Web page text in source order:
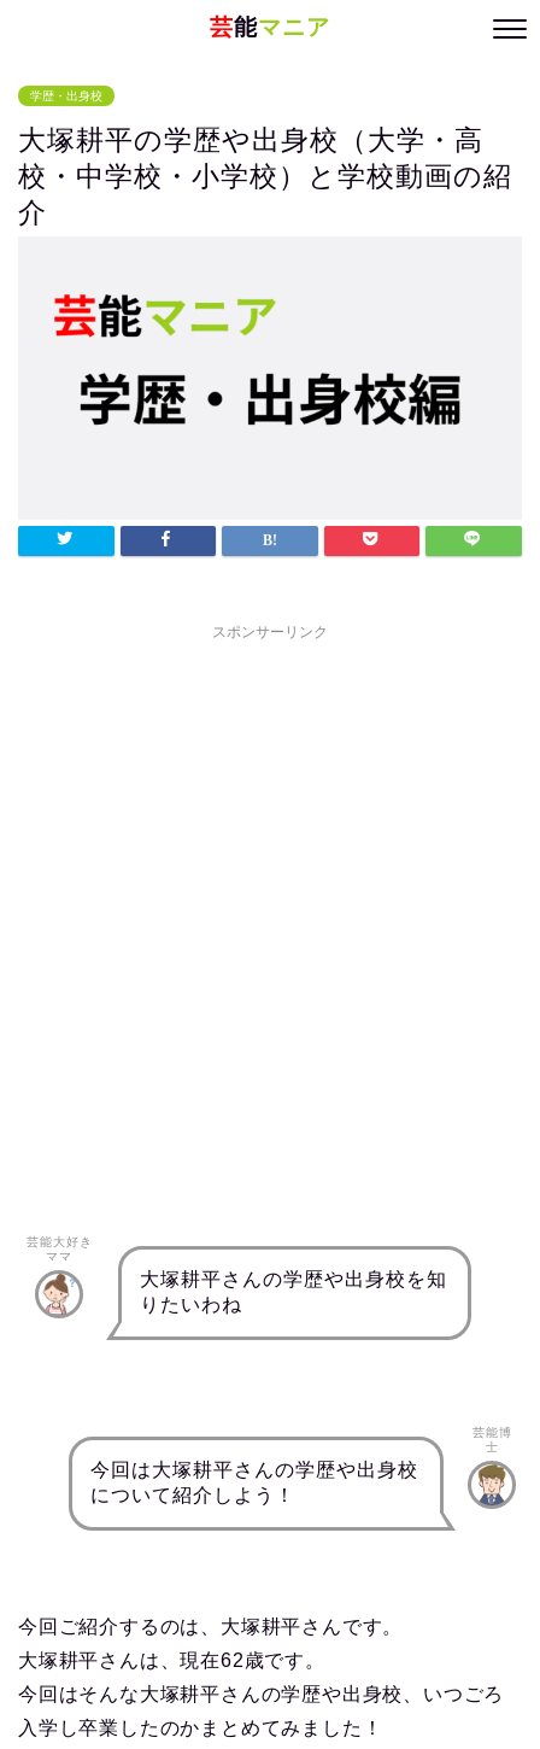
芸能マニア
学歴・出身校
大塚耕平の学歴や出身校（大学・高
校・中学校・小学校）と学校動画の紹
介
スポンサーリンク
芸能大好き
ママ
大塚耕平さんの学歴や出身校を知
りたいわね
今回は大塚耕平さんの学歴や出身校
について紹介しよう！
芸能博
士
今回ご紹介するのは、大塚耕平さんです。
大塚耕平さんは、現在62歳です。
今回はそんな大塚耕平さんの学歴や出身校、いつごろ
入学し卒業したのかまとめてみました！